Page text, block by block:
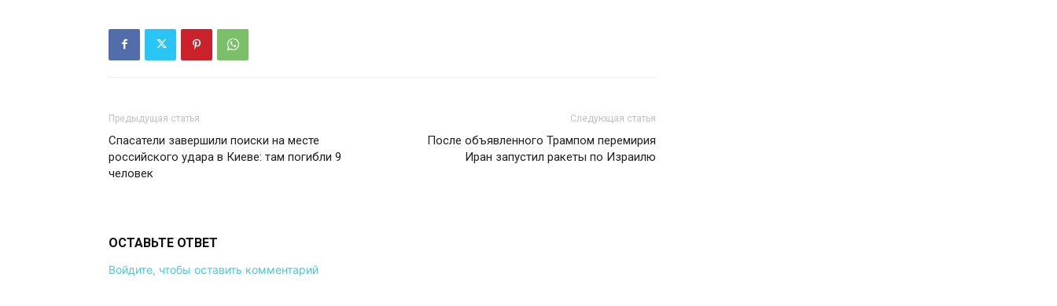
Предыдущая статья
Спасатели завершили поиски на месте
российского удара в Киеве: там погибли 9
человек
Следующая статья
После объявленного Трампом перемирия
Иран запустил ракеты по Израилю
ОСТАВЬТЕ ОТВЕТ
Войдите, чтобы оставить комментарий